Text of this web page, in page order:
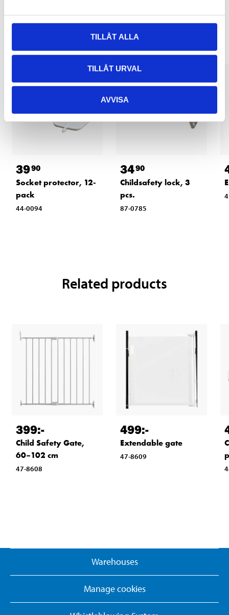
TILLÅT ALLA
TILLÅT URVAL
AVVISA
Other customers also bought
3990
Socket protector, 12-
pack
44-0094
3490
Childsafety lock, 3
pcs.
87-0785
Related products
399:-
Child Safety Gate,
60–102 cm
47-8608
499:-
Extendable gate
47-8609
Warehouses
Manage cookies